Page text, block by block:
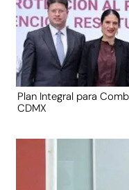
Plan Integral para
CDMX